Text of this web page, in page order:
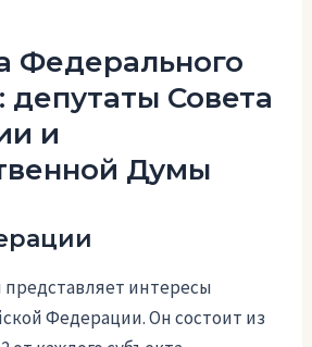
Федерального
депутаты Совета
и
Думы
интересы
Федерации. Он состоит из